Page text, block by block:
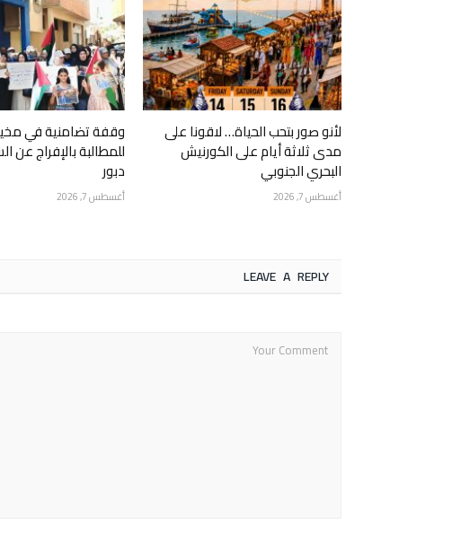
لأنو صور بتحب الحياة… لاقونا على
مدى ثلاثة أيام على الكورنيش
البحري الجنوبي
أغسطس 7, 2026
وقفة تضامنية في
للمطالبة بالإفراج عن
دبور
أغسطس 7, 2026
LEAVE A REPLY